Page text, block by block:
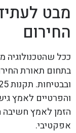
מבט
החירום
ככל שהטכנולוגיה
בתחום תאורת
והפרטיים לאמץ
הזמן לאמץ חשיבה
אפקטיבי.